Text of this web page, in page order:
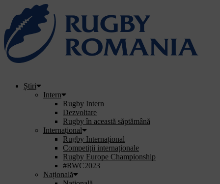
Știri
Intern
Rugby Intern
Dezvoltare
Rugby în această săptămână
Internațional
Rugby Internațional
Competiții internaționale
Rugby Europe Championship
#RWC2023
Națională